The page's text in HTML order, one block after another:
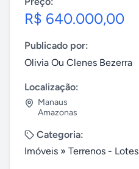
R$ 640.000,00
Publicado por:
Olivia Ou Clenes Bezerra
Localização:
Manaus
Amazonas
Categoria:
Imóveis » Terrenos - Lotes